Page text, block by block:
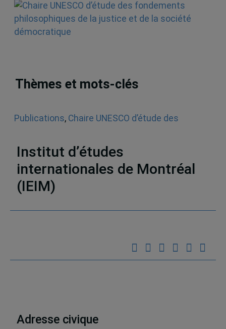
Thèmes et mots-clés
Publications, Chaire UNESCO d’étude des
société démocratique
Institut d’études
internationales de Montréal
(IEIM)
Adresse civique